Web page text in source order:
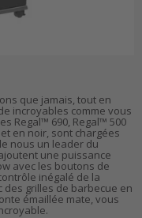
que jamais, tout en
incroyables comme vous
Regal™ 690, Regal™ 500
en noir, sont chargées
nous un leader du
une puissance
avec les boutons de
inégalé de la
des grilles de barbecue en
émaillée mate, vous